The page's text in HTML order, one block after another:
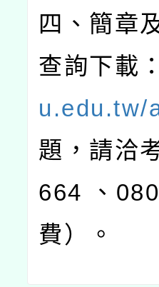
四、簡章
查詢下載：
u.edu.tw/
題，請洽
664
、
費）。